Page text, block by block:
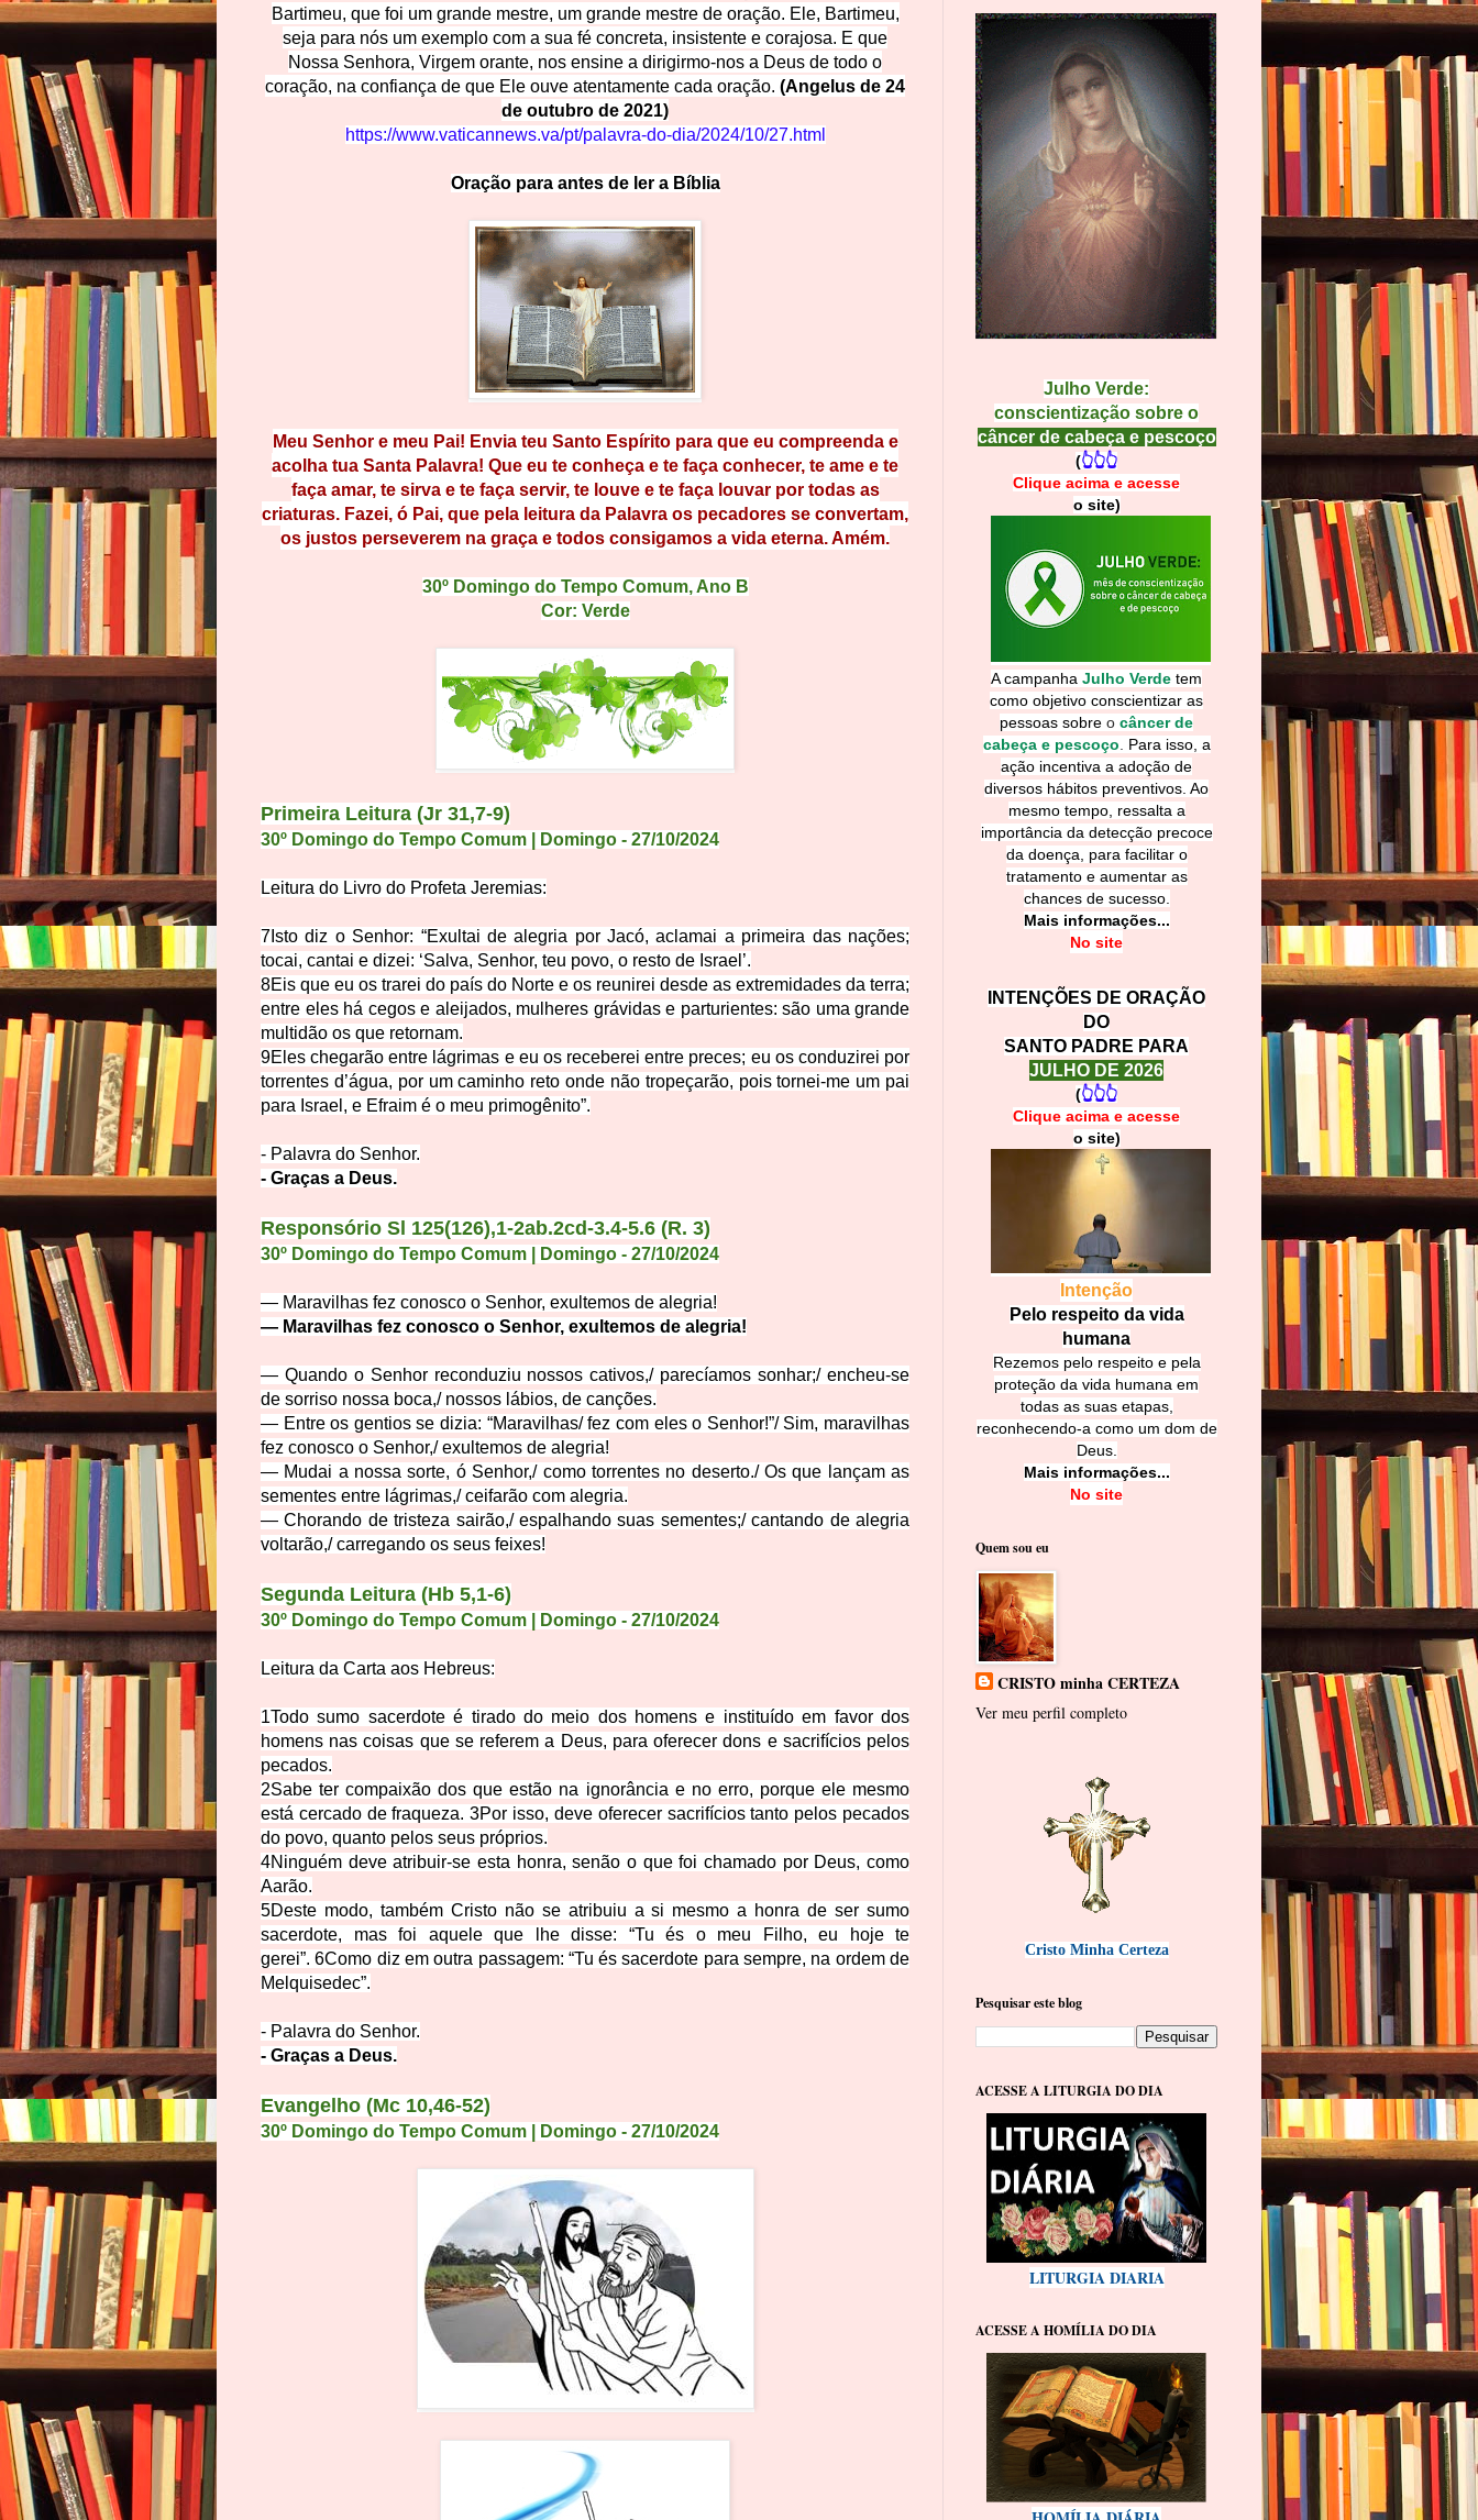
Bartimeu, que foi um grande mestre, um grande mestre de oração. Ele, Bartimeu,
seja para nós um exemplo com a sua fé concreta, insistente e corajosa. E que
Nossa Senhora, Virgem orante, nos ensine a dirigirmo-nos a Deus de todo o
coração, na confiança de que Ele ouve atentamente cada oração. (Angelus de 24
de outubro de 2021)
https://www.vaticannews.va/pt/palavra-do-dia/2024/10/27.html
Oração para antes de ler a Bíblia
Meu Senhor e meu Pai! Envia teu Santo Espírito para que eu compreenda e
acolha tua Santa Palavra! Que eu te conheça e te faça conhecer, te ame e te
faça amar, te sirva e te faça servir, te louve e te faça louvar por todas as
criaturas. Fazei, ó Pai, que pela leitura da Palavra os pecadores se convertam,
os justos perseverem na graça e todos consigamos a vida eterna. Amém.
30º Domingo do Tempo Comum, Ano B
Cor: Verde
Primeira Leitura (Jr 31,7-9)
30º Domingo do Tempo Comum | Domingo - 27/10/2024
Leitura do Livro do Profeta Jeremias:
7 Isto diz o Senhor: “Exultai de alegria por Jacó, aclamai a primeira das nações;
tocai, cantai e dizei: ‘Salva, Senhor, teu povo, o resto de Israel’.
8Eis que eu os trarei do país do Norte e os reunirei desde as extremidades da terra;
entre eles há cegos e aleijados, mulheres grávidas e parturientes: são uma grande
multidão os que retornam.
9Eles chegarão entre lágrimas e eu os receberei entre preces; eu os conduzirei por
torrentes d’água, por um caminho reto onde não tropeçarão, pois tornei-me um pai
para Israel, e Efraim é o meu primogênito”.
- Palavra do Senhor.
- Graças a Deus.
Responsório Sl 125(126),1-2ab.2cd-3.4-5.6 (R. 3)
30º Domingo do Tempo Comum | Domingo - 27/10/2024
— Maravilhas fez conosco o Senhor, exultemos de alegria!
— Maravilhas fez conosco o Senhor, exultemos de alegria!
— Quando o Senhor reconduziu nossos cativos,/parecíamos sonhar;/encheu-se
de sorriso nossa boca,/nossos lábios, de canções.
— Entre os gentios se dizia: “Maravilhas/fez com eles o Senhor!”/Sim, maravilhas
fez conosco o Senhor,/exultemos de alegria!
— Mudai a nossa sorte, ó Senhor,/como torrentes no deserto./Os que lançam as
sementes entre lágrimas,/ceifarão com alegria.
—Chorando de tristeza sairão,/espalhando suas sementes;/cantando de alegria
voltarão,/carregando os seus feixes!
Segunda Leitura (Hb 5,1-6)
30º Domingo do Tempo Comum | Domingo - 27/10/2024
Leitura da Carta aos Hebreus:
1Todo sumo sacerdote é tirado do meio dos homens e instituído em favor dos
homens nas coisas que se referem a Deus, para oferecer dons e sacrifícios pelos
pecados.
2Sabe ter compaixão dos que estão na ignorância e no erro, porque ele mesmo
está cercado de fraqueza.3Por isso, deve oferecer sacrifícios tanto pelos pecados
do povo, quanto pelos seus próprios.
4Ninguém deve atribuir-se esta honra, senão o que foi chamado por Deus, como
Aarão.
5Deste modo, também Cristo não se atribuiu a si mesmo a honra de ser sumo
sacerdote, mas foi aquele que lhe disse: “Tu és o meu Filho, eu hoje te
gerei”.6Como diz em outra passagem: “Tu és sacerdote para sempre, na ordem de
Melquisedec”.
- Palavra do Senhor.
- Graças a Deus.
Evangelho (Mc 10,46-52)
30º Domingo do Tempo Comum | Domingo - 27/10/2024
Julho Verde:
conscientização sobre o
câncer de cabeça e pescoço
(👆👆👆
Clique acima e acesse
o site)
A campanha Julho Verde tem
como objetivo conscientizar as
pessoas sobre o câncer de
cabeça e pescoço
Para isso, a
ação incentiva a adoção de
diversos hábitos preventivos. Ao
mesmo tempo, ressalta a
importância da detecção precoce
da doença, para facilitar o
tratamento e aumentar as
chances de sucesso.
Mais informações...
No site
INTENÇÕES DE ORAÇÃO
DO
SANTO PADRE PARA
JULHO DE 2026
(👆👆👆
Clique acima e acesse
o site)
Intenção
Pelo respeito da vida
humana
Rezemos pelo respeito e pela
proteção da vida humana em
todas as suas etapas,
reconhecendo-a como um dom de
Deus.
Mais informações...
No site
Quem sou eu
CRISTO minha CERTEZA
Ver meu perfil completo
Cristo Minha Certeza
Pesquisar este blog
ACESSE A LITURGIA DO DIA
LITURGIA DIARIA
ACESSE A HOMÍLIA DO DIA